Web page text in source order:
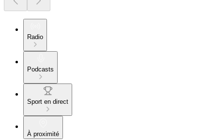
Radio
Podcasts
Sport en direct
À proximité